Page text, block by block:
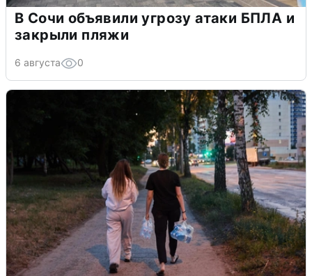
В Сочи объявили угрозу атаки БПЛА и
закрыли пляжи
6 августа 0